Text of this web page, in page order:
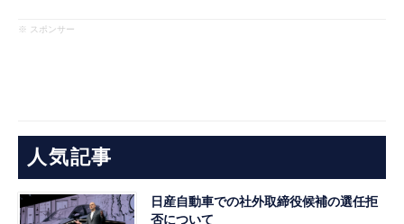
※ スポンサー
人気記事
日産自動車での社外取締役候補の選任拒
否について